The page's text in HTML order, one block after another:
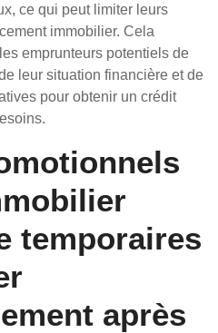
ce qui peut limiter leurs
immobilier. Cela
emprunteurs potentiels de
leur situation financière et de
pour obtenir un crédit
temporaires
après